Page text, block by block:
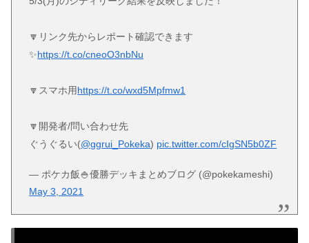
🔽リンク先からレポート確認できます
✨https://t.co/cneoO3nbNu
🔽スマホ用https://t.co/wxd5Mpfmw1
🔽開発者/問い合わせ先
ぐうぐるい(@ggrui_Pokeka) pic.twitter.com/cIgSN5b0ZF
— ポケカ飯🍚優勝デッキまとめブログ (@pokekameshi)
May 3, 2021